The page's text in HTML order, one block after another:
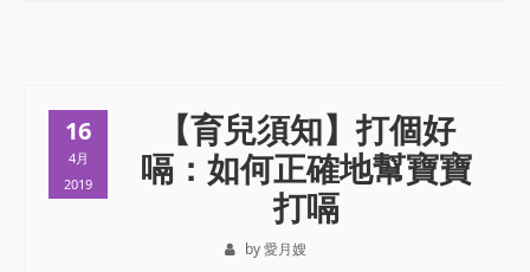
16
4月
2019
【育兒須知】打個好
嗝：如何正確地幫寶寶
打嗝
by 愛月嫂